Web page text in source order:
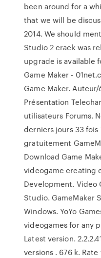
been around for a
that we will be
2014. We should
Studio 2 crack was
upgrade is available
Game Maker -
Game Maker.
Présentation
utilisateurs Forums.
derniers jours 33
gratuitement
Download Game
videogame creating
Development. Video
Studio. GameMaker
Windows. YoYo
videogames for any
Latest version.
versions . 676 k.